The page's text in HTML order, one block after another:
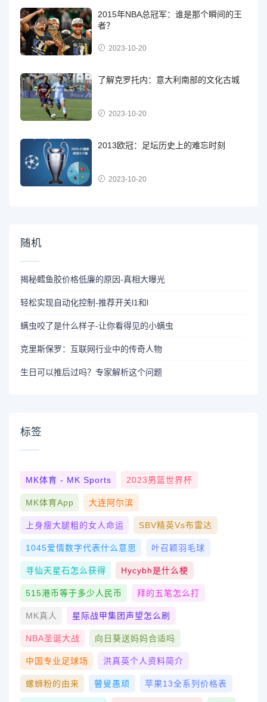
2015年NBA总冠军：谁是那个瞬间的王
者？
2023-10-20
了解克罗托内：意大利南部的文化古城
2023-10-20
2013欧冠：足坛历史上的难忘时刻
2023-10-20
随机
揭秘鳕鱼胶价格低廉的原因-真相大曝光
轻松实现自动化控制-推荐开关l1和l
螨虫咬了是什么样子-让你看得见的小螨虫
克里斯保罗：互联网行业中的传奇人物
生日可以推后过吗？专家解析这个问题
标签
MK体育 - MK Sports 2023男篮世界杯
MK体育App 大连阿尔滨
上身瘦大腿粗的女人命运 SBV精英vs布雷达
1045爱情数字代表什么意思 叶召颖羽毛球
寻仙天星石怎么获得 Hycybh是什么梗
515港币等于多少人民币 拜的五笔怎么打
MK真人 星际战甲集团声望怎么刷
NBA圣诞大战 向日葵送妈妈合适吗
中国专业足球场 洪真英个人资料简介
螺蛳粉的由来 瞽叟愚顽 苹果13全系列价格表